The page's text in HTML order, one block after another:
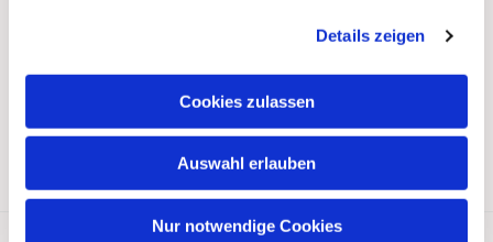
Details zeigen
Cookies zulassen
Auswahl erlauben
Nur notwendige Cookies